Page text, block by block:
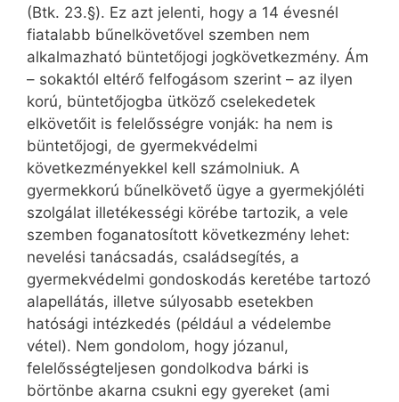
(Btk. 23.§). Ez azt jelenti, hogy a 14 évesnél
fiatalabb bűnelkövetővel szemben nem
alkalmazható büntetőjogi jogkövetkezmény. Ám
– sokaktól eltérő felfogásom szerint – az ilyen
korú, büntetőjogba ütköző cselekedetek
elkövetőit is felelősségre vonják: ha nem is
büntetőjogi, de gyermekvédelmi
következményekkel kell számolniuk. A
gyermekkorú bűnelkövető ügye a gyermekjóléti
szolgálat illetékességi körébe tartozik, a vele
szemben foganatosított következmény lehet:
nevelési tanácsadás, családsegítés, a
gyermekvédelmi gondoskodás keretébe tartozó
alapellátás, illetve súlyosabb esetekben
hatósági intézkedés (például a védelembe
vétel). Nem gondolom, hogy józanul,
felelősségteljesen gondolkodva bárki is
börtönbe akarna csukni egy gyereket (ami